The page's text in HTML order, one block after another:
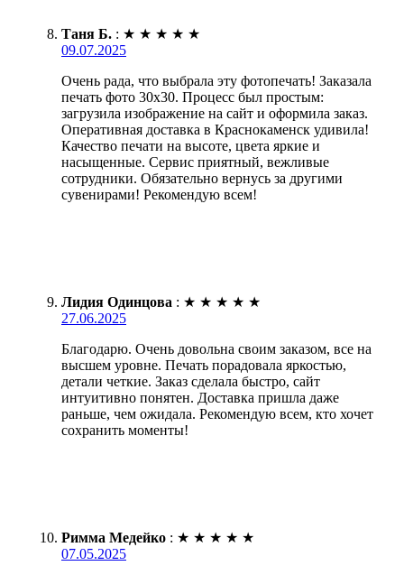
Таня Б. : ★ ★ ★ ★ ★
09.07.2025
Очень рада, что выбрала эту фотопечать! Заказала
печать фото 30х30. Процесс был простым:
загрузила изображение на сайт и оформила заказ.
Оперативная доставка в Краснокаменск удивила!
Качество печати на высоте, цвета яркие и
насыщенные. Сервис приятный, вежливые
сотрудники. Обязательно вернусь за другими
сувенирами! Рекомендую всем!
Лидия Одинцова : ★ ★ ★ ★ ★
27.06.2025
Благодарю. Очень довольна своим заказом, все на
высшем уровне. Печать порадовала яркостью,
детали четкие. Заказ сделала быстро, сайт
интуитивно понятен. Доставка пришла даже
раньше, чем ожидала. Рекомендую всем, кто хочет
сохранить моменты!
Римма Медейко : ★ ★ ★ ★ ★
07.05.2025